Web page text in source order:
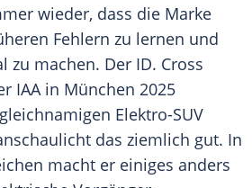
wieder, dass die Marke
Fehlern zu lernen und
zu machen. Der ID. Cross
IAA in München 2025
Elektro-SUV
das ziemlich gut. In
macht er einiges anders